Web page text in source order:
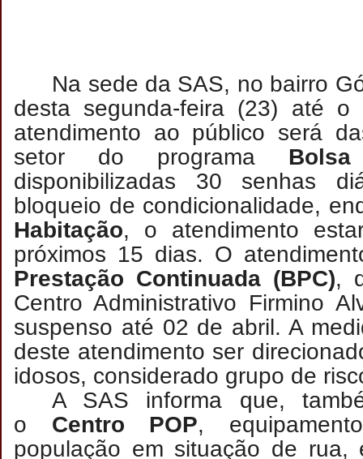
Na sede da SAS, no bairro
desta segunda-feira (23) até
atendimento ao público será
setor do programa
disponibilizadas 30 senhas
bloqueio de condicionalidade,
Habitação, o atendimento
próximos 15 dias. O
Prestação Continuada (BPC),
Centro Administrativo Firmino
suspenso até 02 de abril. A
deste atendimento ser
idosos, considerado grupo de
A SAS informa que,
o Centro POP,
população em situação de rua,